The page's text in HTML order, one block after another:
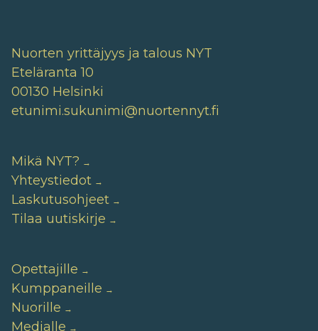
Nuorten yrittäjyys ja talous NYT
Eteläranta 10
00130 Helsinki
etunimi.sukunimi@nuortennyt.fi
Mikä NYT?
Yhteystiedot
Laskutusohjeet
Tilaa uutiskirje
Opettajille
Kumppaneille
Nuorille
Medialle